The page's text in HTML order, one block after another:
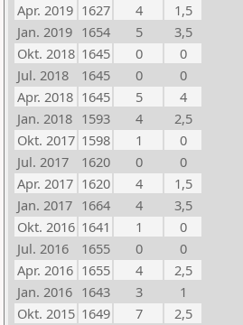
Apr. 2019 1627 4
1,5
Jan. 2019 1654 5
3,5
Okt. 2018 1645 0
0
Jul. 2018
1645 0
0
Apr. 2018 1645 5
4
Jan. 2018 1593 4
2,5
Okt. 2017 1598 1
0
Jul. 2017
1620 0
0
Apr. 2017 1620 4
1,5
Jan. 2017 1664 4
3,5
Okt. 2016 1641 1
0
Jul. 2016
1655 0
0
Apr. 2016 1655 4
2,5
Jan. 2016 1643 3
1
Okt. 2015 1649 7
2,5